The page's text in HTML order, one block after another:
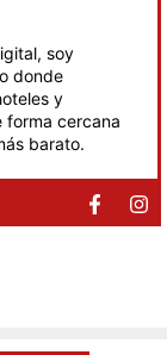
soy
donde
y
forma cercana
barato.